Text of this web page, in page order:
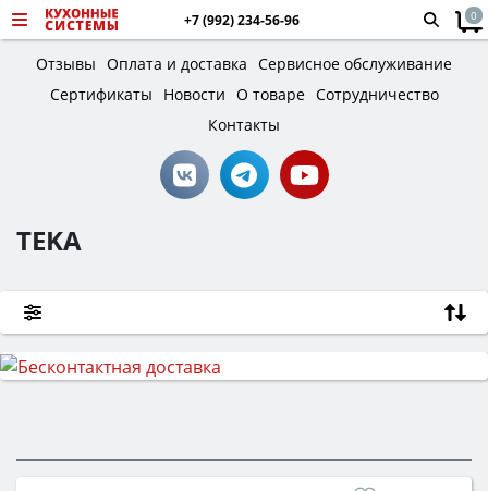
+7 (992) 234-56-96 0
Отзывы Оплата и доставка Сервисное обслуживание
Сертификаты
Новости О товаре Сотрудничество
Контакты
TEKA